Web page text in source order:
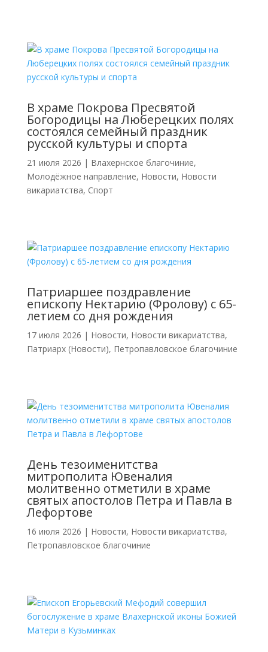
В храме Покрова Пресвятой
Богородицы на Люберецких полях
состоялся семейный праздник
русской культуры и спорта
21 июля 2026 | Влахернское благочиние,
Молодёжное направление, Новости, Новости
викариатства, Спорт
Патриаршее поздравление
епископу Нектарию (Фролову) с 65-
летием со дня рождения
17 июля 2026 | Новости, Новости викариатства,
Патриарх (Новости), Петропавловское благочиние
День тезоименитства
митрополита Ювеналия
молитвенно отметили в храме
святых апостолов Петра и Павла в
Лефортове
16 июля 2026 | Новости, Новости викариатства,
Петропавловское благочиние